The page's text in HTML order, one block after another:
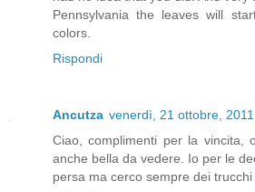
Pennsylvania the leaves will
colors.
Rispondi
Ancutza venerdì, 21 ottobre, 2011
Ciao, complimenti per la vincita,
anche bella da vedere. Io per le
persa ma cerco sempre dei